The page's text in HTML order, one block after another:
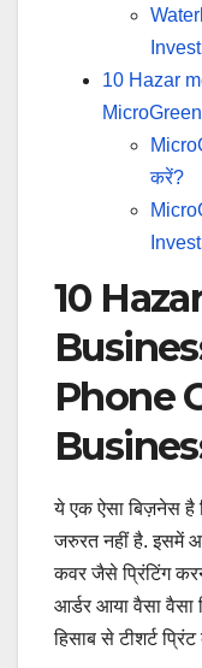
10 Hazar
करें?
10
Phone
ये एक ऐसा बिज़नेस है
जरुरत नहीं है. इसमें
कवर जैसे प्रिंटिंग
आर्डर आया वैसा वैसा
हिसाब से टीशर्ट